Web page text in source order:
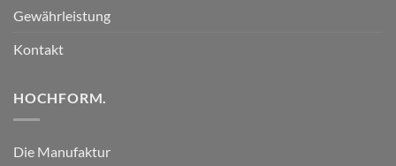
Gewährleistung
Kontakt
HOCHFORM.
Die Manufaktur